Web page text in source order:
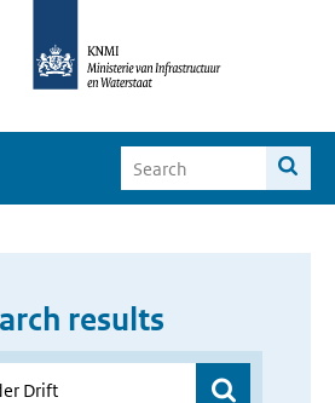
results